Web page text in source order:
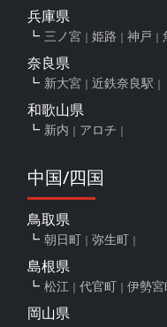
兵庫県
三ノ宮 姫路 神戸
奈良県
新大宮 近鉄奈良駅
和歌山県
新内 アロチ
中国/四国
鳥取県
朝日町 弥生町
島根県
松江 代官町 伊勢
岡山県